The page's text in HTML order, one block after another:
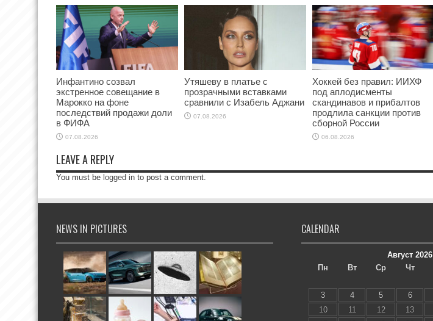
Инфантино созвал
экстренное совещание в
Марокко на фоне
последствий продажи доли
в ФИФА
07.08.2026
Утяшеву в платье с
прозрачными вставками
сравнили с Изабель Аджани
07.08.2026
Хоккей без правил: ИИХФ
под аплодисменты
скандинавов и прибалтов
продлила санкции против
сборной России
06.08.2026
LEAVE A REPLY
You must be logged in to post a comment.
NEWS IN PICTURES CALENDAR
Август 2026
Пн
Вт Ср Чт
3
4 5 6
10
11 12 13